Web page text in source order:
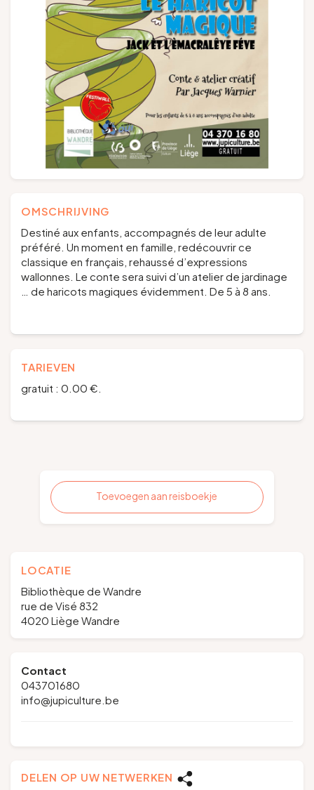
EN NL DE
OMSCHRIJVING
Destiné aux enfants, accompagnés de leur adulte
préféré. Un moment en famille, redécouvrir ce
classique en français, rehaussé d’expressions
wallonnes. Le conte sera suivi d’un atelier de jardinage
… de haricots magiques évidemment. De 5 à 8 ans.
TARIEVEN
gratuit : 0.00 €.
Toevoegen aan reisboekje
LOCATIE
Bibliothèque de Wandre
rue de Visé 832
4020 Liège Wandre
Contact
043701680
info@jupiculture.be
DELEN OP UW NETWERKEN